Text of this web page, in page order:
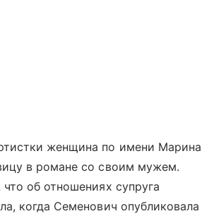
женщина по имени Марина
в романе со своим мужем.
что об отношениях супруга
когда Семенович опубликовала